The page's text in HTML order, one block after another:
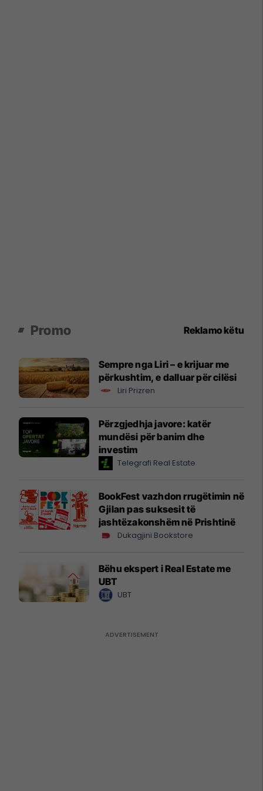
Promo Reklamo këtu
Sempre nga Liri – e krijuar me
përkushtim, e dalluar për cilësi
Liri Prizren
Përzgjedhja javore: katër
mundësi për banim dhe
investim
Telegrafi Real Estate
BookFest vazhdon rrugëtimin në
Gjilan pas suksesit të
jashtëzakonshëm në Prishtinë
Dukagjini Bookstore
Bëhu ekspert i Real Estate me
UBT
UBT